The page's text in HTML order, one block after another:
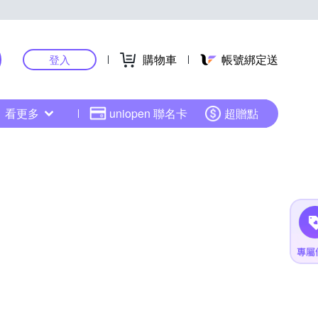
登入 購物車 帳號綁定送
看更多 uniopen 聯名卡 超贈點